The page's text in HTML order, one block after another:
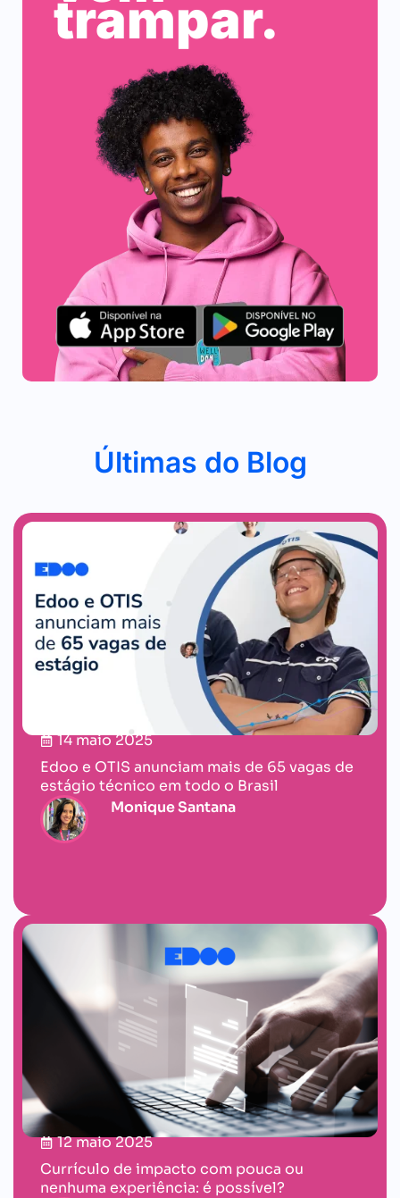
trampar.
Últimas do Blog
14 maio 2025
Edoo e OTIS anunciam mais de 65 vagas de
estágio técnico em todo o Brasil
Monique Santana
12 maio 2025
Currículo de impacto com pouca ou
nenhuma experiência: é possível?